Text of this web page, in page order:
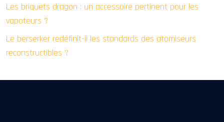
Les briquets dragon : un accessoire pertinent pour les
vapoteurs ?
Le berserker redéfinit-il les standards des atomiseurs
reconstructibles ?